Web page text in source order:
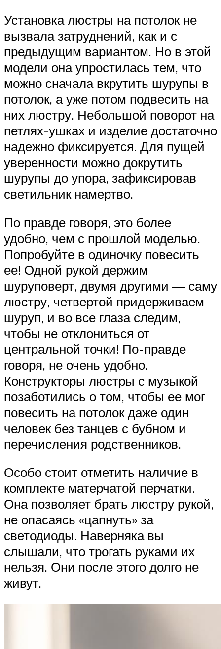
Установка люстры на потолок не
вызвала затруднений, как и с
предыдущим вариантом. Но в этой
модели она упростилась тем, что
можно сначала вкрутить шурупы в
потолок, а уже потом подвесить на
них люстру. Небольшой поворот на
петлях-ушках и изделие достаточно
надежно фиксируется. Для пущей
уверенности можно докрутить
шурупы до упора, зафиксировав
светильник намертво.
По правде говоря, это более
удобно, чем с прошлой моделью.
Попробуйте в одиночку повесить
ее! Одной рукой держим
шуруповерт, двумя другими — саму
люстру, четвертой придерживаем
шуруп, и во все глаза следим,
чтобы не отклониться от
центральной точки! По-правде
говоря, не очень удобно.
Конструкторы люстры с музыкой
позаботились о том, чтобы ее мог
повесить на потолок даже один
человек без танцев с бубном и
перечисления родственников.
Особо стоит отметить наличие в
комплекте матерчатой перчатки.
Она позволяет брать люстру рукой,
не опасаясь «цапнуть» за
светодиоды. Наверняка вы
слышали, что трогать руками их
нельзя. Они после этого долго не
живут.